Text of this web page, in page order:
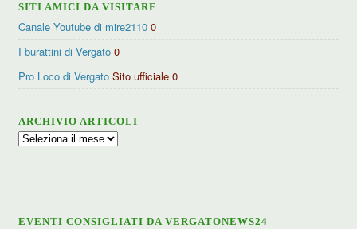
SITI AMICI DA VISITARE
Canale Youtube di mire2110 0
I burattini di Vergato 0
Pro Loco di Vergato Sito ufficiale 0
ARCHIVIO ARTICOLI
Archivio
EVENTI CONSIGLIATI DA VERGATONEWS24